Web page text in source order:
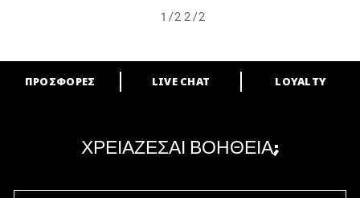
1/2 2/2
ARE YOU A M·A·C LOVER?
ΠΡΟΣΦΟΡΕΣ LIVE CHAT LOYALTY
ΧΡΕΙΑΖΕΣΑΙ ΒΟΗΘΕΙΑ;